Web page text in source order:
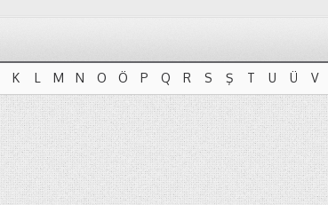
K L M N O Ö P Q R S Ş T U Ü V
K L M N O Ö P Q R S Ş T U Ü V